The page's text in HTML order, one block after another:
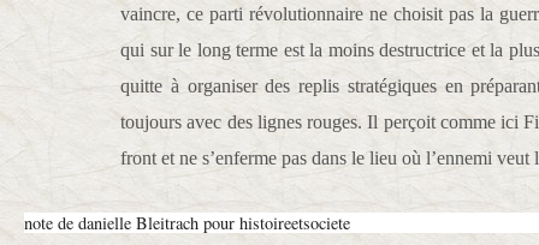
vaincre, ce parti révolutionnaire ne choisit pas la
qui sur le long terme est la moins destructrice et la
quitte à organiser des replis stratégiques en
toujours avec des lignes rouges. Il perçoit comme ici
front et ne s’enferme pas dans le lieu où l’ennemi
note de danielle Bleitrach pour histoireetsociete